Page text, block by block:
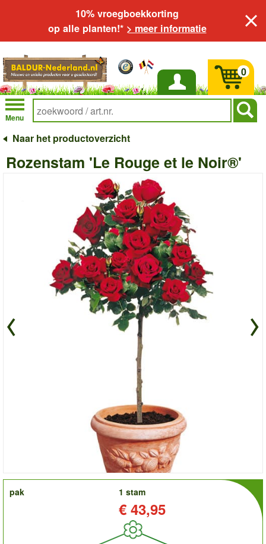
10% vroegboekkorting
op alle planten!* > meer informatie
Inloggen
Menu
0
Naar het productoverzicht
Rozenstam 'Le Rouge et le Noir®'
order
pak
1 stam
€ 43,95